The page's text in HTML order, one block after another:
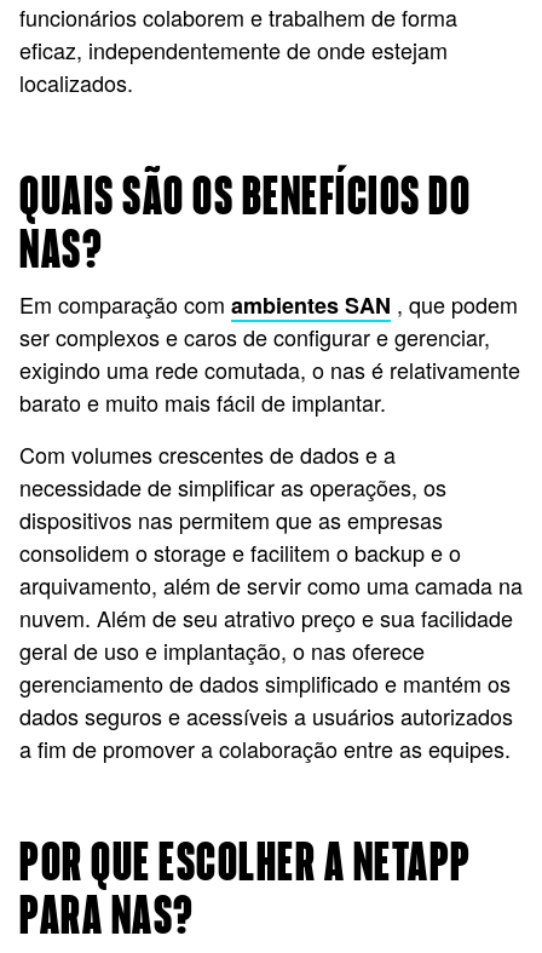
funcionários colaborem e trabalhem de forma
eficaz, independentemente de onde estejam
localizados.
QUAIS SÃO OS BENEFÍCIOS DO
NAS?
Em comparação com ambientes SAN , que podem
ser complexos e caros de configurar e gerenciar,
exigindo uma rede comutada, o nas é relativamente
barato e muito mais fácil de implantar.
Com volumes crescentes de dados e a
necessidade de simplificar as operações, os
dispositivos nas permitem que as empresas
consolidem o storage e facilitem o backup e o
arquivamento, além de servir como uma camada na
nuvem. Além de seu atrativo preço e sua facilidade
geral de uso e implantação, o nas oferece
gerenciamento de dados simplificado e mantém os
dados seguros e acessíveis a usuários autorizados
a fim de promover a colaboração entre as equipes.
POR QUE ESCOLHER A NETAPP
PARA NAS?